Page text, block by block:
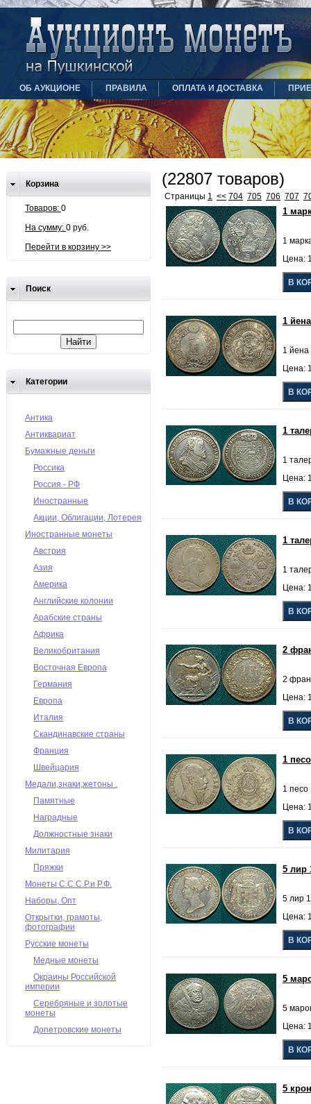
ОБ АУКЦИОНЕ ПРАВИЛА ОПЛАТА И ДОСТАВКА
Корзина
Товаров: 0
На сумму: 0 руб.
Перейти в корзину >>
Поиск
Категории
Антика
Антиквариат
Бумажные деньги
Россика
Россия - РФ
Иностранные
Акции, Облигации, Лотерея
Иностранные монеты
Австрия
Азия
Америка
Английские колонии
Арабские страны
Африка
Великобритания
Восточная Европа
Германия
Европа
Италия
Скандинавские страны
Франция
Швейцария
Медали,знаки,жетоны .
Памятные
Наградные
Должностные знаки
Милитария
Пряжки
Монеты С.С.С.Р.и Р.Ф.
Наборы, Опт
Открытки, грамоты,
фотографии
Русские монеты
Медные монеты
Окраины Российской
империи
Серебряные и золотые
монеты
Допетровские монеты
(22807 товаров)
Страницы 1 << 704 705 706 707
1
1
Цена:
1
1
Цена:
1
1
Цена:
1
1
Цена:
2
2
Цена:
1
1 песо
Цена:
5 лир
5 лир
Цена:
5
5
Цена:
5